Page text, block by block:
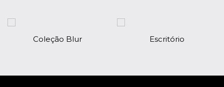
Coleção Blur Escritório